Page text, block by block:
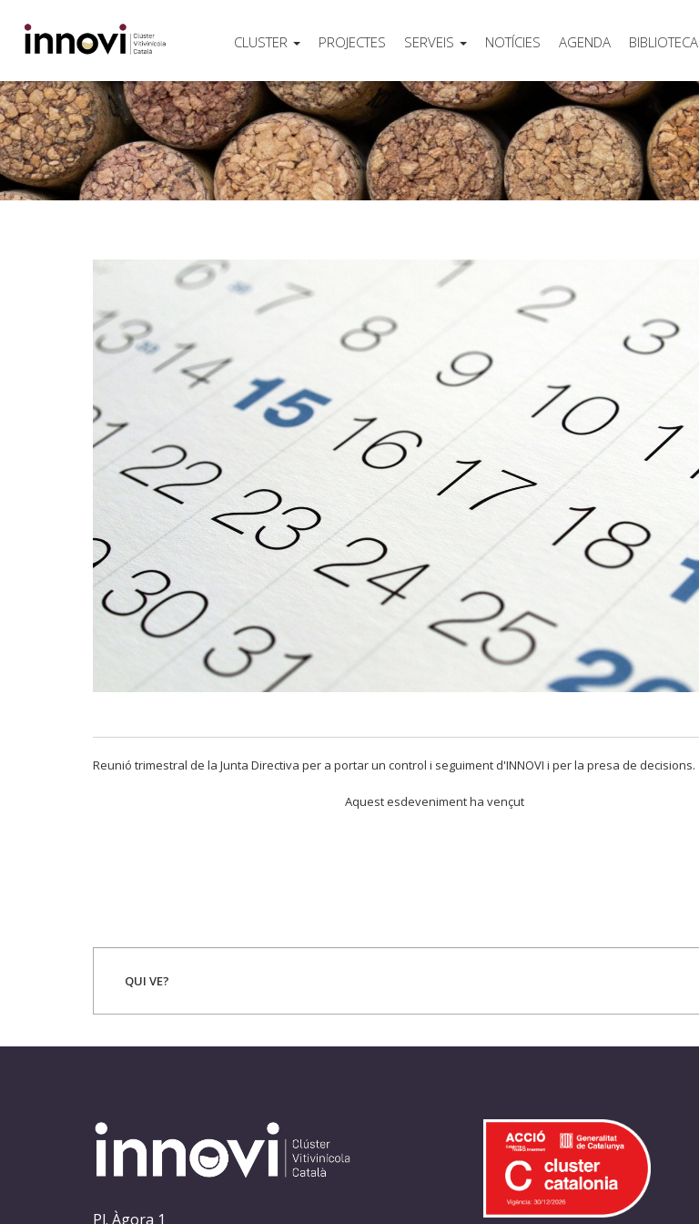
CLUSTER PROJECTES SERVEIS NOTÍCIES AGENDA BIBLIOTECA
Reunió trimestral de la Junta Directiva per a portar un control i seguiment d'INNOVI i per la presa de decisions.
Aquest esdeveniment ha vençut
QUI VE?
Pl. Àgora 1